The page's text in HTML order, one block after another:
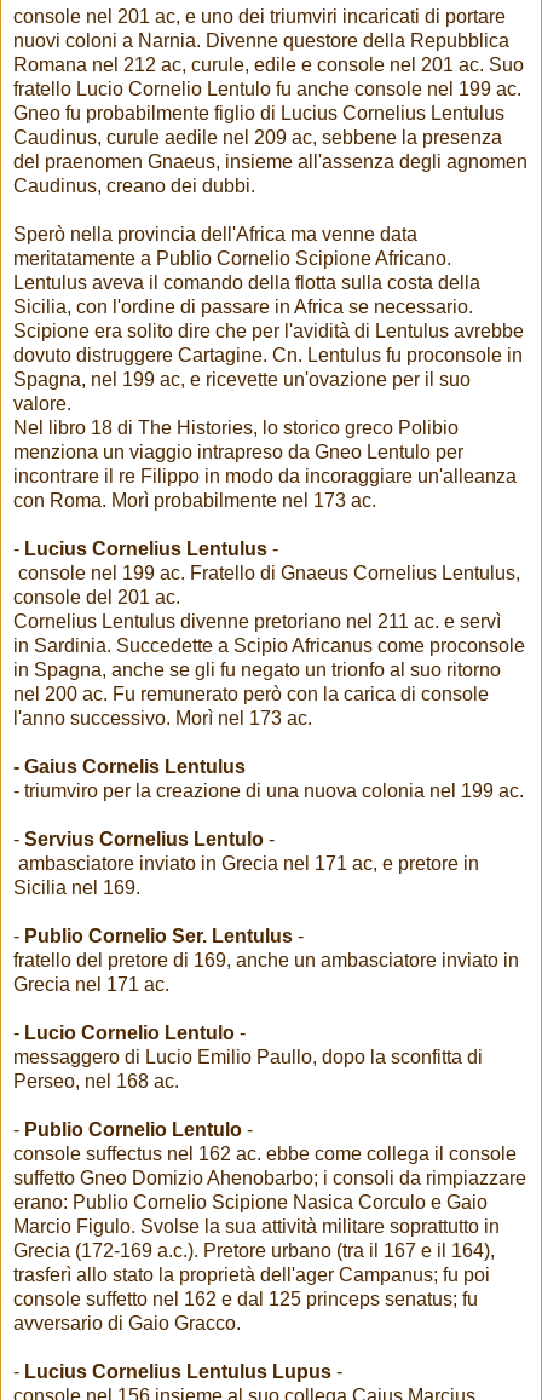
console nel 201 ac, e uno dei triumviri incaricati di portare
nuovi coloni a Narnia. Divenne questore della Repubblica
Romana nel 212 ac, curule, edile e console nel 201 ac. Suo
fratello Lucio Cornelio Lentulo fu anche console nel 199 ac.
Gneo fu probabilmente figlio di Lucius Cornelius Lentulus
Caudinus, curule aedile nel 209 ac, sebbene la presenza
del praenomen Gnaeus, insieme all'assenza degli agnomen
Caudinus, creano dei dubbi.
Sperò nella provincia dell'Africa ma venne data
meritatamente a Publio Cornelio Scipione Africano.
Lentulus aveva il comando della flotta sulla costa della
Sicilia, con l'ordine di passare in Africa se necessario.
Scipione era solito dire che per l'avidità di Lentulus avrebbe
dovuto distruggere Cartagine. Cn. Lentulus fu proconsole in
Spagna, nel 199 ac, e ricevette un'ovazione per il suo
valore.
Nel libro 18 di The Histories, lo storico greco Polibio
menziona un viaggio intrapreso da Gneo Lentulo per
incontrare il re Filippo in modo da incoraggiare un'alleanza
con Roma. Morì probabilmente nel 173 ac.
- Lucius Cornelius Lentulus -
console nel 199 ac. Fratello di Gnaeus Cornelius Lentulus,
console del 201 ac.
Cornelius Lentulus divenne pretoriano nel 211 ac. e servì
in Sardinia. Succedette a Scipio Africanus come proconsole
in Spagna, anche se gli fu negato un trionfo al suo ritorno
nel 200 ac. Fu remunerato però con la carica di console
l'anno successivo. Morì nel 173 ac.
- Gaius Cornelis Lentulus
- triumviro per la creazione di una nuova colonia nel 199 ac.
- Servius Cornelius Lentulo -
ambasciatore inviato in Grecia nel 171 ac, e pretore in
Sicilia nel 169.
- Publio Cornelio Ser. Lentulus -
fratello del pretore di 169, anche un ambasciatore inviato in
Grecia nel 171 ac.
- Lucio Cornelio Lentulo -
messaggero di Lucio Emilio Paullo, dopo la sconfitta di
Perseo, nel 168 ac.
- Publio Cornelio Lentulo -
console suffectus nel 162 ac. ebbe come collega il console
suffetto Gneo Domizio Ahenobarbo; i consoli da rimpiazzare
erano: Publio Cornelio Scipione Nasica Corculo e Gaio
Marcio Figulo. Svolse la sua attività militare soprattutto in
Grecia (172-169 a.c.). Pretore urbano (tra il 167 e il 164),
trasferì allo stato la proprietà dell'ager Campanus; fu poi
console suffetto nel 162 e dal 125 princeps senatus; fu
avversario di Gaio Gracco.
- Lucius Cornelius Lentulus Lupus -
console nel 156 insieme al suo collega Caius Marcius